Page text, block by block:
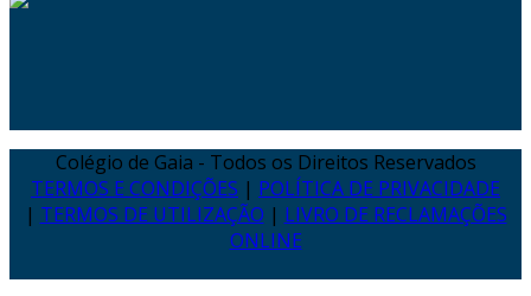
Colégio de Gaia - Todos os Direitos Reservados
TERMOS E CONDIÇÕES | POLÍTICA DE PRIVACIDADE
| TERMOS DE UTILIZAÇÃO | LIVRO DE RECLAMAÇÕES
ONLINE